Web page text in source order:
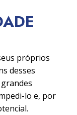
próprios
desses
lo e, por